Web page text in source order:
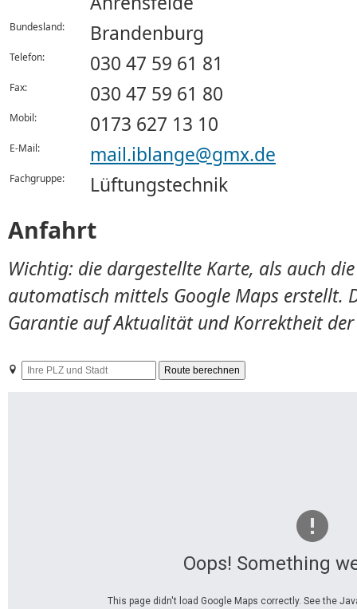
Bundesland: Brandenburg
Telefon: 030 47 59 61 81
Fax: 030 47 59 61 80
Mobil: 0173 627 13 10
E-Mail: mail.iblange@gmx.de
Fachgruppe: Lüftungstechnik
Anfahrt
Wichtig: die dargestellte Karte, als auch
automatisch mittels Google Maps erstellt.
Garantie auf Aktualität und Korrektheit
Ihre
PLZ
Oops! Something
This page didn't load Google Maps correctly. See the